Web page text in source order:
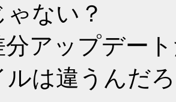
ゃない？
分アップデー
ルは違うんだ